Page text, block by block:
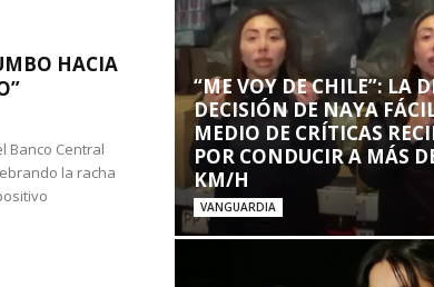
HACIA
Banco Central
la racha
“ME VOY DE CHILE”: LA
DECISIÓN DE NAYA
MEDIO DE CRÍTICAS
POR CONDUCIR A MÁS
KM/H
VANGUARDIA